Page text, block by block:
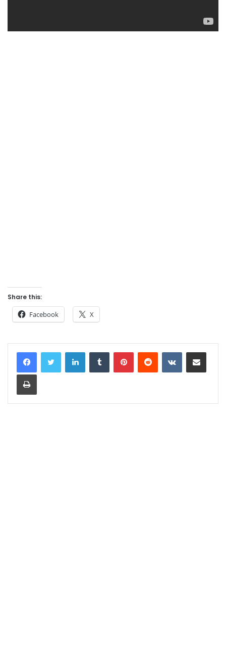
Share this:
Facebook X
LinkedInTumblr PinterestReddit VKontakteShare via Email
Print